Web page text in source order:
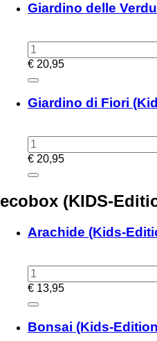
Giardino delle
€ 20,95
Giardino di Fiori
€ 20,95
ecobox (KIDS-
Arachide (Kids-
€ 13,95
Bonsai (Kids-